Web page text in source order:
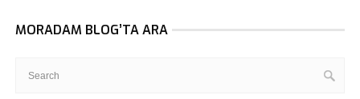
MORADAM BLOG’TA ARA